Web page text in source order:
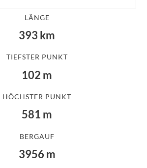
LÄNGE
393 km
TIEFSTER PUNKT
102 m
HÖCHSTER PUNKT
581 m
BERGAUF
3956 m